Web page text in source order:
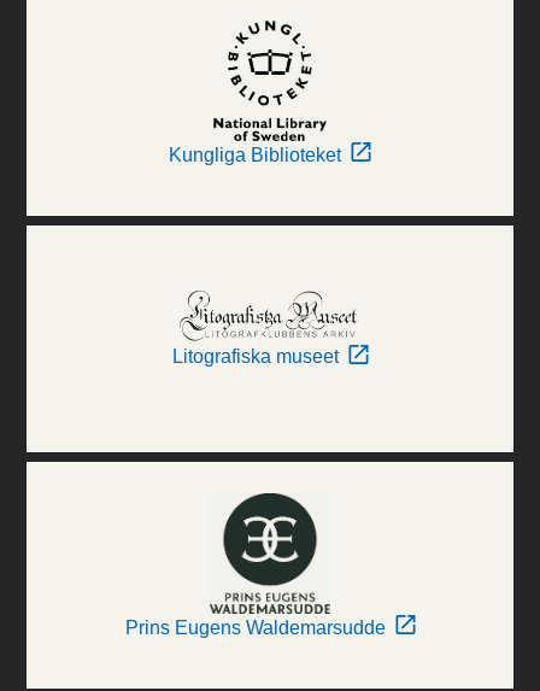
Kungliga Biblioteket
Litografiska museet
Prins Eugens Waldemarsudde